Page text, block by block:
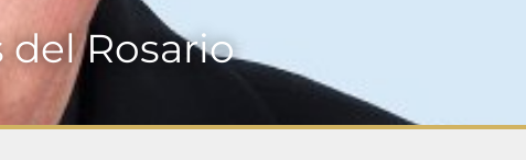
del Rosario